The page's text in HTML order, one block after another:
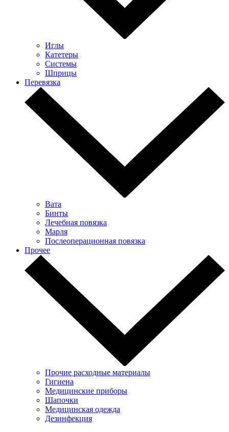
Иглы
Катетеры
Системы
Шприцы
Перевязка
Вата
Бинты
Лечебная повязка
Марля
Послеоперационная повязка
Прочее
Прочие расходные материалы
Гигиена
Медицинские приборы
Шапочки
Медицинская одежда
Дезинфекция